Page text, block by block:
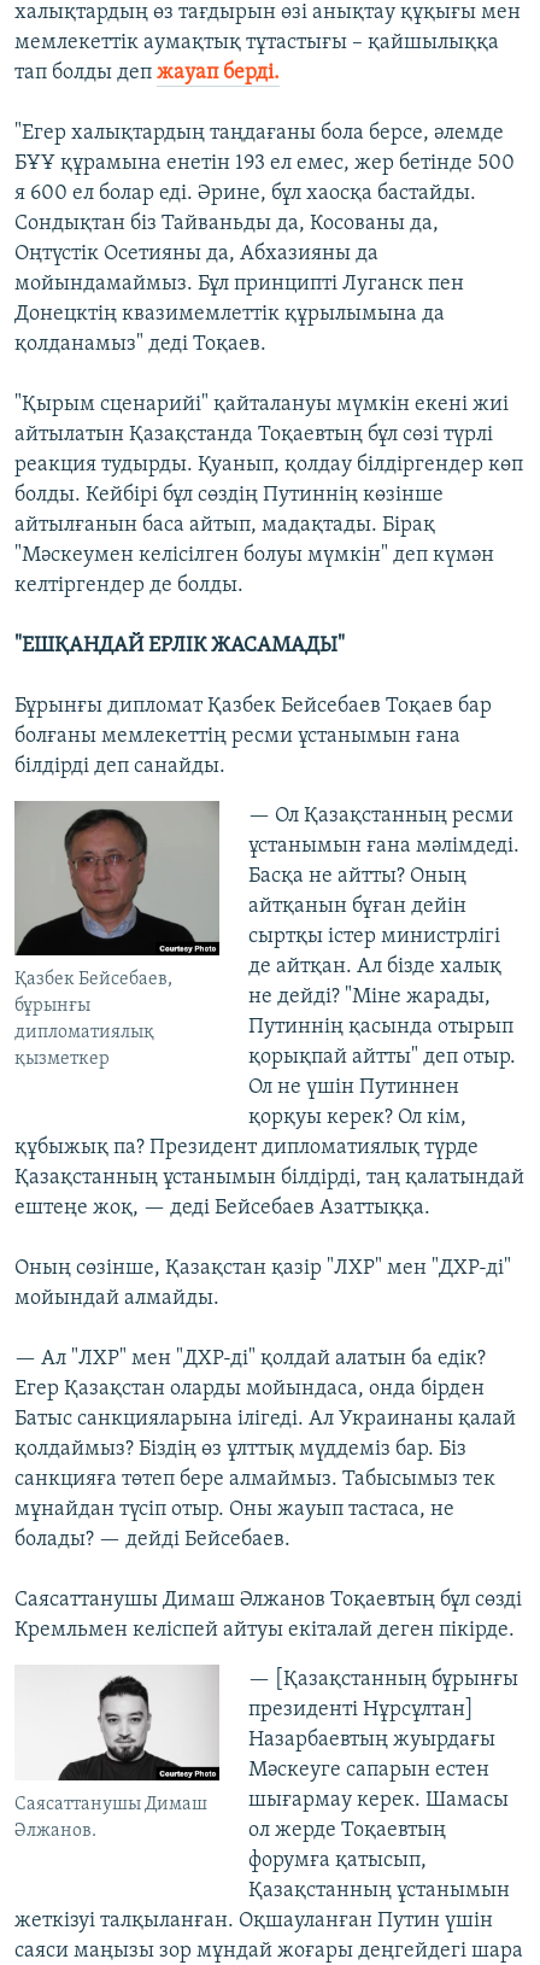
халықтардың өз тағдырын өзі анықтау құқығы мен
мемлекеттік аумақтық тұтастығы – қайшылыққа
тап болды деп жауап берді.
"Егер халықтардың таңдағаны бола берсе, әлемде
БҰҰ құрамына енетін 193 ел емес, жер бетінде 500
я 600 ел болар еді. Әрине, бұл хаосқа бастайды.
Сондықтан біз Тайваньды да, Косованы да,
Оңтүстік Осетияны да, Абхазияны да
мойындамаймыз. Бұл принципті Луганск пен
Донецктің квазимемлеттік құрылымына да
қолданамыз" деді Тоқаев.
"Қырым сценарийі" қайталануы мүмкін екені жиі
айтылатын Қазақстанда Тоқаевтың бұл сөзі түрлі
реакция тудырды. Қуанып, қолдау білдіргендер көп
болды. Кейбірі бұл сөздің Путиннің көзінше
айтылғанын баса айтып, мадақтады. Бірақ
"Мәскеумен келісілген болуы мүмкін" деп күмән
келтіргендер де болды.
"ЕШҚАНДАЙ ЕРЛІК ЖАСАМАДЫ"
Бұрынғы дипломат Қазбек Бейсебаев Тоқаев бар
болғаны мемлекеттің ресми ұстанымын ғана
білдірді деп санайды.
Қазбек Бейсебаев,
бұрынғы
дипломатиялық
қызметкер
— Ол Қазақстанның ресми
ұстанымын ғана мәлімдеді.
Басқа не айтты? Оның
айтқанын бұған дейін
сыртқы істер министрлігі
де айтқан. Ал бізде халық
не дейді? "Міне жарады,
Путиннің қасында отырып
қорықпай айтты" деп отыр.
Ол не үшін Путиннен
қорқуы керек? Ол кім,
құбыжық па? Президент дипломатиялық түрде
Қазақстанның ұстанымын білдірді, таң қалатындай
ештеңе жоқ, — деді Бейсебаев Азаттыққа.
Оның сөзінше, Қазақстан қазір "ЛХР" мен "ДХР-ді"
мойындай алмайды.
— Ал "ЛХР" мен "ДХР-ді" қолдай алатын ба едік?
Егер Қазақстан оларды мойындаса, онда бірден
Батыс санкцияларына ілігеді. Ал Украинаны қалай
қолдаймыз? Біздің өз ұлттық мүддеміз бар. Біз
санкцияға төтеп бере алмаймыз. Табысымыз тек
мұнайдан түсіп отыр. Оны жауып тастаса, не
болады? — дейді Бейсебаев.
Саясаттанушы Димаш Әлжанов Тоқаевтың бұл сөзді
Кремльмен келіспей айтуы екіталай деген пікірде.
Саясаттанушы Димаш
Әлжанов.
— [Қазақстанның бұрынғы
президенті Нұрсұлтан]
Назарбаевтың жуырдағы
Мәскеуге сапарын естен
шығармау керек. Шамасы
ол жерде Тоқаевтың
форумға қатысып,
Қазақстанның ұстанымын
жеткізуі талқыланған. Оқшауланған Путин үшін
саяси маңызы зор мұндай жоғары деңгейдегі шара